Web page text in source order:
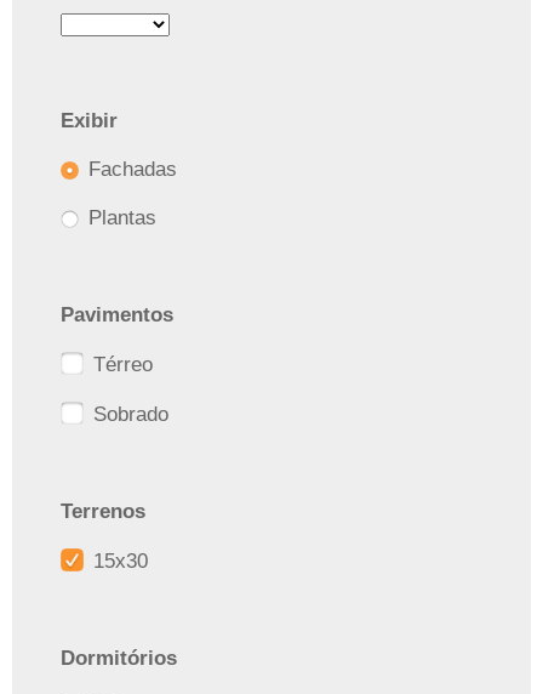
Exibir
Fachadas
Plantas
Pavimentos
Térreo
Sobrado
Terrenos
15x30
Dormitórios